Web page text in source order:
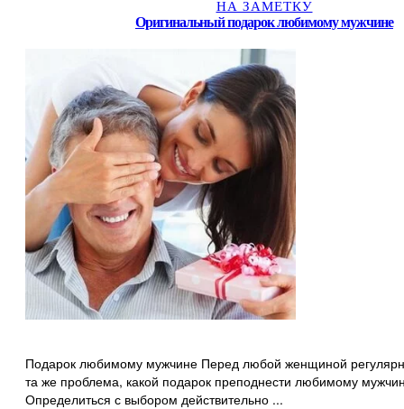
НА ЗАМЕТКУ
Оригинальный подарок любимому мужчине
Подарок любимому мужчине Перед любой женщиной
та же проблема, какой подарок преподнести любимому
Определиться с выбором действительно ...